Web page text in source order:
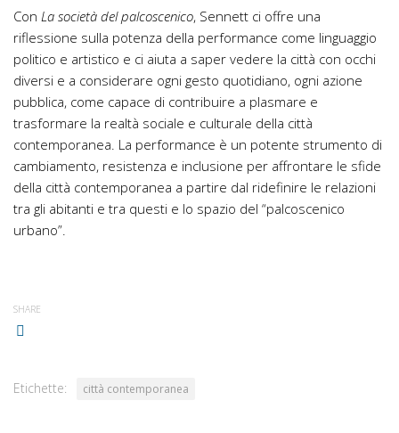
Con La società del palcoscenico, Sennett ci offre una
riflessione sulla potenza della performance come linguaggio
politico e artistico e ci aiuta a saper vedere la città con occhi
diversi e a considerare ogni gesto quotidiano, ogni azione
pubblica, come capace di contribuire a plasmare e
trasformare la realtà sociale e culturale della città
contemporanea. La performance è un potente strumento di
cambiamento, resistenza e inclusione per affrontare le sfide
della città contemporanea a partire dal ridefinire le relazioni
tra gli abitanti e tra questi e lo spazio del “palcoscenico
urbano”.
SHARE
Etichette: città contemporanea